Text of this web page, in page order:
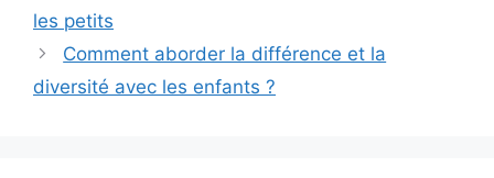
les petits
Comment aborder la différence et la
diversité avec les enfants ?